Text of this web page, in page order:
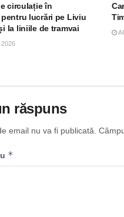
circulație în
lucrări pe Liviu
la liniile de tramvai
răspuns
email nu va fi publicată.
*